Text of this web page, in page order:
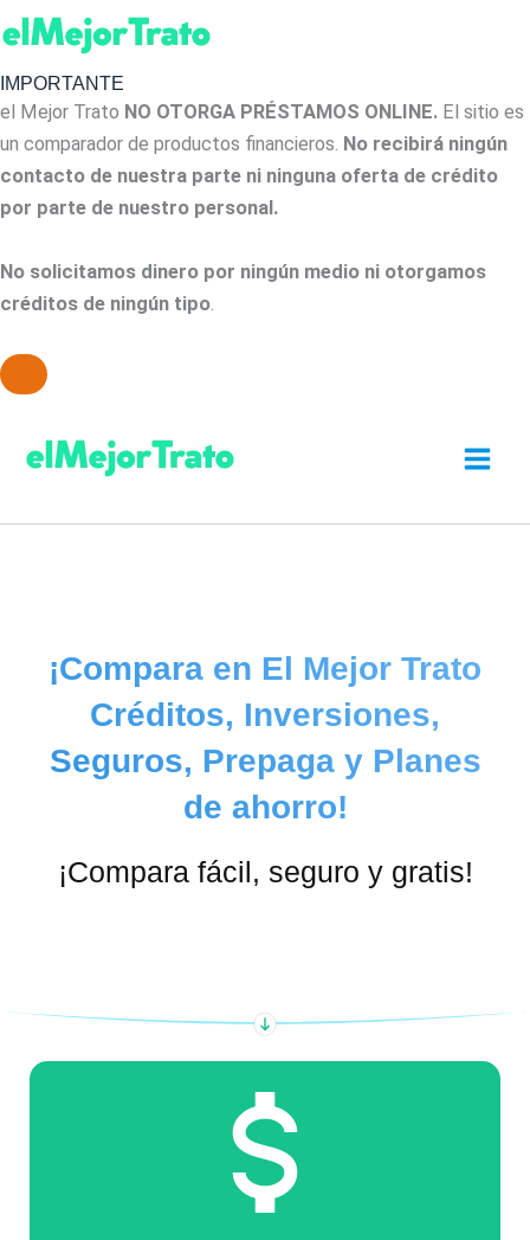
IMPORTANTE
el Mejor Trato NO OTORGA PRÉSTAMOS ONLINE. El sitio es
un comparador de productos financieros. No recibirá ningún
contacto de nuestra parte ni ninguna oferta de crédito
por parte de nuestro personal.
No solicitamos dinero por ningún medio ni otorgamos
créditos de ningún tipo.
contenido
¡Compara en El Mejor Trato
Créditos, Inversiones,
Seguros, Prepaga y Planes
de ahorro!
¡Compara fácil, seguro y gratis!